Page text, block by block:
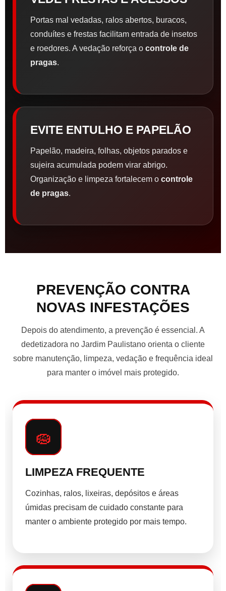
Portas mal vedadas, ralos abertos, buracos,
conduítes e frestas facilitam entrada de insetos
e roedores. A vedação reforça o controle de
pragas.
EVITE ENTULHO E PAPELÃO
Papelão, madeira, folhas, objetos parados e
sujeira acumulada podem virar abrigo.
Organização e limpeza fortalecem o controle
de pragas.
PREVENÇÃO CONTRA
NOVAS INFESTAÇÕES
Depois do atendimento, a prevenção é essencial. A
dedetizadora no Jardim Paulistano orienta o cliente
sobre manutenção, limpeza, vedação e frequência ideal
para manter o imóvel mais protegido.
🧽
LIMPEZA FREQUENTE
Cozinhas, ralos, lixeiras, depósitos e áreas
úmidas precisam de cuidado constante para
manter o ambiente protegido por mais tempo.